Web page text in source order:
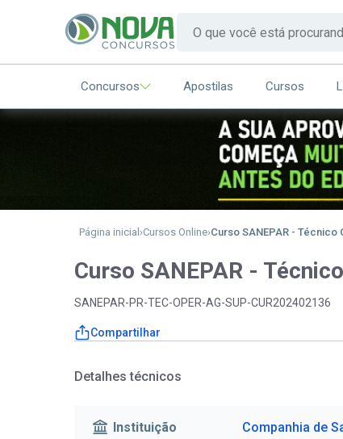
Concursos Apostilas Cursos
Página inicial Cursos Online Curso SANEPAR -
Curso SANEPAR -
SANEPAR-PR-TEC-OPER-AG-SUP-CUR202402136
Compartilhar
Detalhes técnicos
Instituição Companhia de